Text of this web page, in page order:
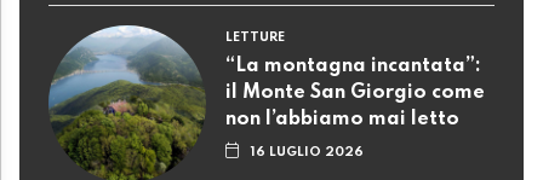
LETTURE
“La montagna incantata”:
il Monte San Giorgio come
non l’abbiamo mai letto
16 LUGLIO 2026